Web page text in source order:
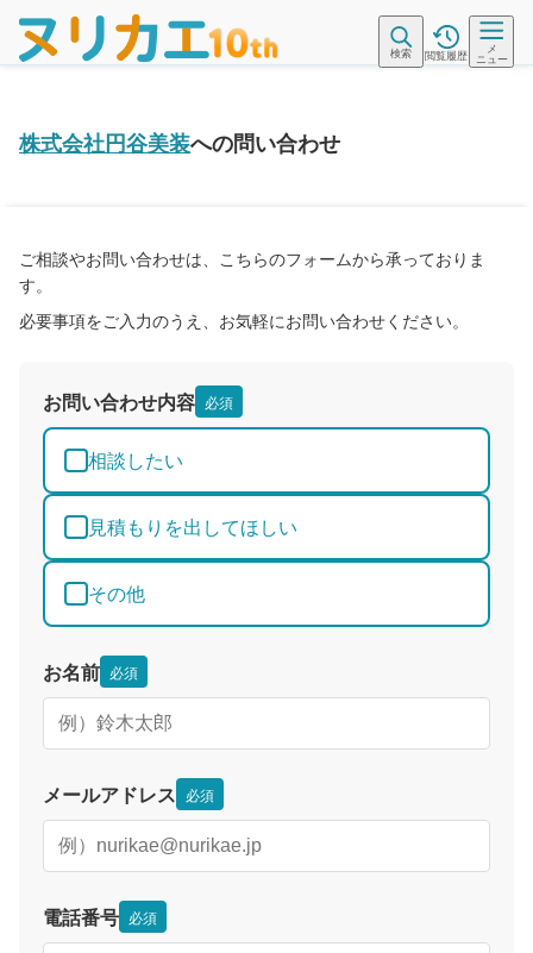
検索 閲覧履歴
メ
ニュー
株式会社円谷美装への問い合わせ
ご相談やお問い合わせは、こちらのフォームから承っておりま
す。
必要事項をご入力のうえ、お気軽にお問い合わせください。
お問い合わせ内容 必須
相談したい
見積もりを出してほしい
その他
お名前 必須
メールアドレス 必須
電話番号 必須